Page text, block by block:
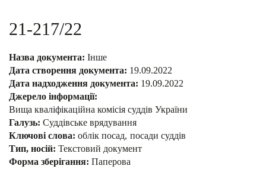
21-217/22
Назва документа: Інше
Дата створення документа: 19.09.2022
Дата надходження документа: 19.09.2022
Джерело інформації:
Вища кваліфікаційна комісія суддів України
Галузь: Суддівське врядування
Ключові слова: облік посад посади суддів
Тип, носій: Текстовий документ
Форма зберігання: Паперова